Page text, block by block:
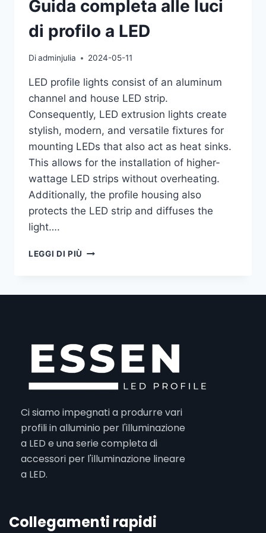
Guida completa alle luci
di profilo a LED
Diadminjulia 2024-05-11
LED profile lights consist of an aluminum
channel and house LED strip.
Consequently, LED extrusion lights create
stylish, modern, and versatile fixtures for
mounting LEDs that also act as heat sinks.
This allows for the installation of higher-
wattage LED strips without overheating.
Additionally, the profile housing also
protects the LED strip and diffuses the
light….
LEGGI DI PIÙ
Ci siamo impegnati a produrre vari
profili in alluminio per l'illuminazione
a LED e una serie completa di
accessori per l'illuminazione lineare
a LED.
Collegamenti rapidi